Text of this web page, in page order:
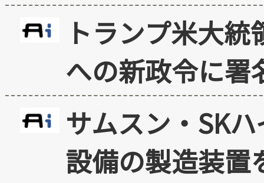
トランプ米大
への新政令に署
サムスン・SK
設備の製造装置